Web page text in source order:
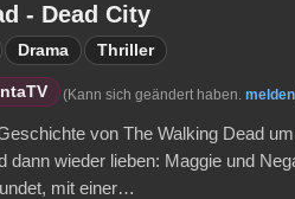
- Dead City
Drama Thriller
(Kann sich geändert haben. melden
von The Walking Dead
dann wieder lieben: Maggie und
mit einer…